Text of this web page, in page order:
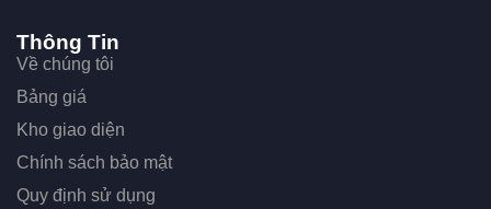
Thông Tin
Về chúng tôi
Bảng giá
Kho giao diện
Chính sách bảo mật
Quy định sử dụng